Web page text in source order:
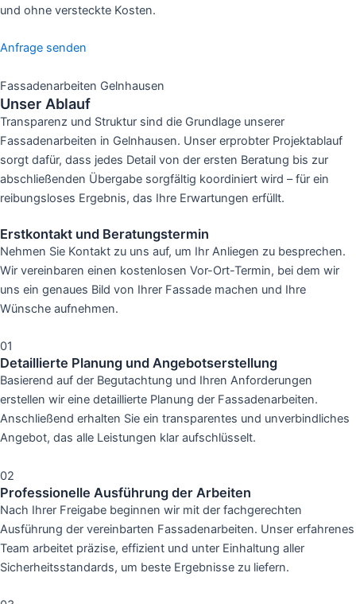
und ohne versteckte Kosten.
Anfrage senden
Fassadenarbeiten Gelnhausen
Unser Ablauf
Transparenz und Struktur sind die Grundlage unserer
Fassadenarbeiten in Gelnhausen. Unser erprobter Projektablauf
sorgt dafür, dass jedes Detail von der ersten Beratung bis zur
abschließenden Übergabe sorgfältig koordiniert wird – für ein
reibungsloses Ergebnis, das Ihre Erwartungen erfüllt.
Erstkontakt und Beratungstermin
Nehmen Sie Kontakt zu uns auf, um Ihr Anliegen zu besprechen.
Wir vereinbaren einen kostenlosen Vor-Ort-Termin, bei dem wir
uns ein genaues Bild von Ihrer Fassade machen und Ihre
Wünsche aufnehmen.
01
Detaillierte Planung und Angebotserstellung
Basierend auf der Begutachtung und Ihren Anforderungen
erstellen wir eine detaillierte Planung der Fassadenarbeiten.
Anschließend erhalten Sie ein transparentes und unverbindliches
Angebot, das alle Leistungen klar aufschlüsselt.
02
Professionelle Ausführung der Arbeiten
Nach Ihrer Freigabe beginnen wir mit der fachgerechten
Ausführung der vereinbarten Fassadenarbeiten. Unser erfahrenes
Team arbeitet präzise, effizient und unter Einhaltung aller
Sicherheitsstandards, um beste Ergebnisse zu liefern.